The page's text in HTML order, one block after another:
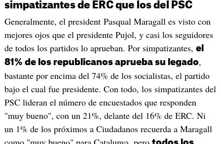
simpatizantes de ERC que los del PSC
Generalmente, el president Pasqual Maragall es visto con
mejores ojos que el presidente Pujol, y casi los seguidores
de todos los partidos lo aprueban. Por simpatizantes, el
81% de los republicanos aprueba su legado,
bastante por encima del 74% de los socialistas, el partido
bajo el cual fue presidente. Con todo, los simpatizantes del
PSC lideran el número de encuestados que responden
"muy bueno", con un 21%, delante del 16% de ERC. Ni
un 1% de los próximos a Ciudadanos recuerda a Maragall